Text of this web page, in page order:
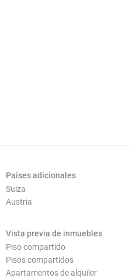
Países adicionales
Suiza
Austria
Vista previa de inmuebles
Piso compartido
Pisos compartidos
Apartamentos de alquiler